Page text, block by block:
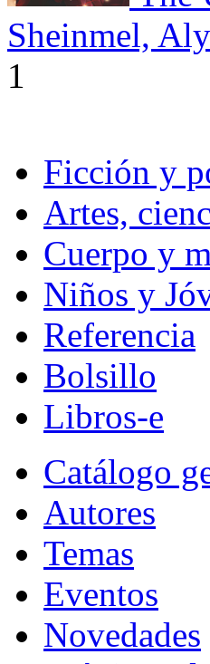
Sheinmel,
1
Ficción y
Artes,
Cuerpo y
Niños y
Referencia
Bolsillo
Libros-e
Catálogo
Autores
Temas
Eventos
Novedades